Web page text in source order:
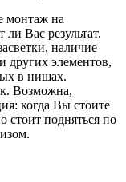
монтаж на
Вас результат.
наличие
других элементов,
в нишах.
Возможна,
когда Вы стоите
стоит подняться по